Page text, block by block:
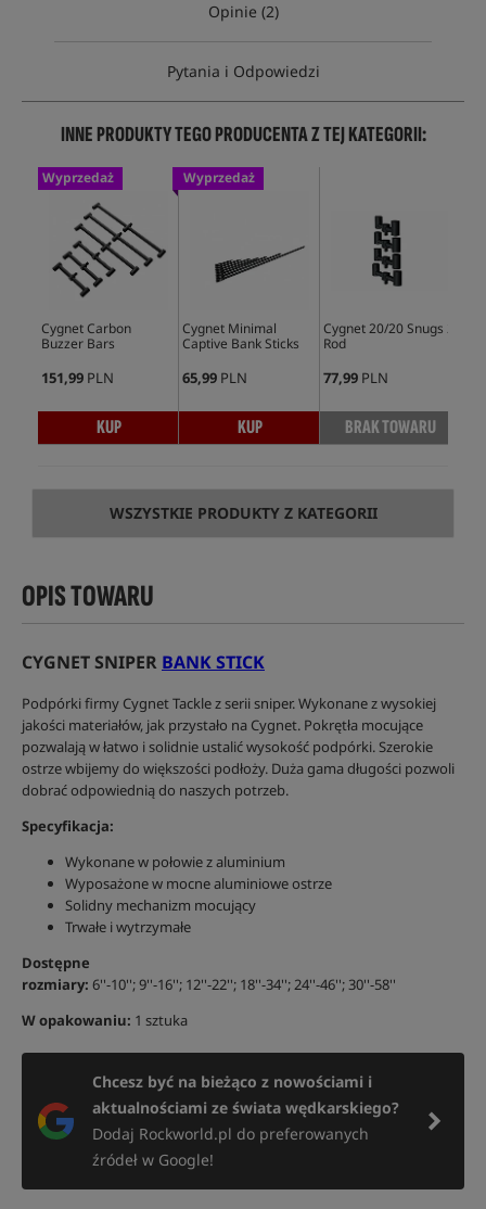
Opinie (2)
Pytania i Odpowiedzi
INNE PRODUKTY TEGO PRODUCENTA Z TEJ KATEGORII:
Wyprzedaż
Cygnet Carbon
Buzzer Bars
151,99 PLN
KUP
Wyprzedaż
Cygnet Minimal
Captive Bank Sticks
65,99 PLN
KUP
Cygnet 20/20 Snugs 2
Rod
77,99 PLN
BRAK TOWARU
WSZYSTKIE PRODUKTY Z KATEGORII
OPIS TOWARU
CYGNET SNIPER BANK STICK
Podpórki firmy Cygnet Tackle z serii sniper. Wykonane z wysokiej
jakości materiałów, jak przystało na Cygnet. Pokrętła mocujące
pozwalają w łatwo i solidnie ustalić wysokość podpórki. Szerokie
ostrze wbijemy do większości podłoży. Duża gama długości pozwoli
dobrać odpowiednią do naszych potrzeb.
Specyfikacja:
Wykonane w połowie z aluminium
Wyposażone w mocne aluminiowe ostrze
Solidny mechanizm mocujący
Trwałe i wytrzymałe
Dostępne
rozmiary: 6''-10''; 9''-16''; 12''-22''; 18''-34''; 24''-46''; 30''-58''
W opakowaniu: 1 sztuka
Chcesz być na bieżąco z nowościami i
aktualnościami ze świata wędkarskiego?
Dodaj Rockworld.pl do preferowanych
źródeł w Google!